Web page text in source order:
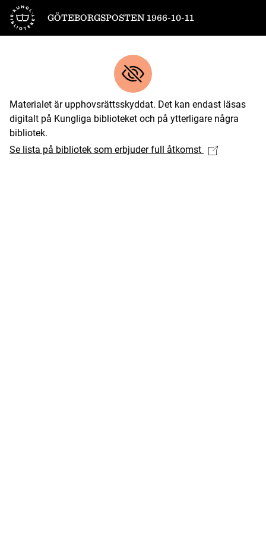
Till startsidan
GÖTEBORGSPOSTEN 1966-10-11
Materialet är upphovsrättsskyddat. Det kan endast läsas
digitalt på Kungliga biblioteket och på ytterligare några
bibliotek.
Se lista på bibliotek som erbjuder full åtkomst